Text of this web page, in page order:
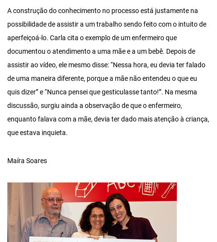
A construção do conhecimento no processo está justamente na
possibilidade de assistir a um trabalho sendo feito com o intuito de
aperfeiçoá-lo. Carla cita o exemplo de um enfermeiro que
documentou o atendimento a uma mãe e a um bebê. Depois de
assistir ao vídeo, ele mesmo disse: “Nessa hora, eu devia ter falado
de uma maneira diferente, porque a mãe não entendeu o que eu
quis dizer” e “Nunca pensei que gesticulasse tanto!”. Na mesma
discussão, surgiu ainda a observação de que o enfermeiro,
enquanto falava com a mãe, devia ter dado mais atenção à criança,
que estava inquieta.
Maíra Soares